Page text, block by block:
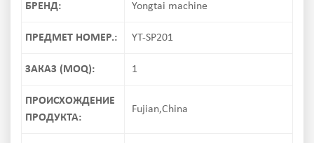
БРЕНД: Yongtai machine
ПРЕДМЕТ НОМЕР.: YT-SP201
ЗАКАЗ (MOQ): 1
ПРОИСХОЖДЕНИЕ
ПРОДУКТА:
Fujian,China